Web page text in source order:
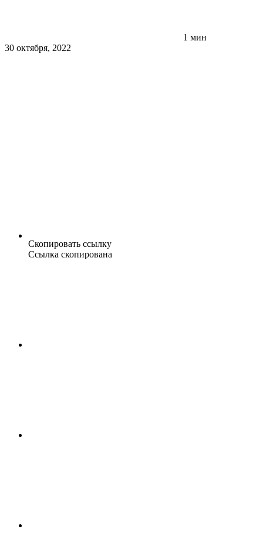
1 мин
30 октября, 2022
Скопировать ссылку
Ссылка скопирована